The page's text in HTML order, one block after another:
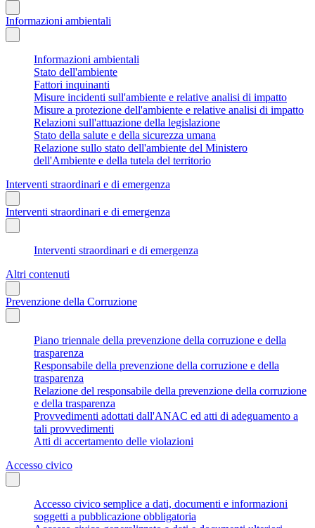
Informazioni ambientali
Informazioni ambientali
Stato dell'ambiente
Fattori inquinanti
Misure incidenti sull'ambiente e relative analisi di impatto
Misure a protezione dell'ambiente e relative analisi di impatto
Relazioni sull'attuazione della legislazione
Stato della salute e della sicurezza umana
Relazione sullo stato dell'ambiente del Ministero
dell'Ambiente e della tutela del territorio
Interventi straordinari e di emergenza
Interventi straordinari e di emergenza
Interventi straordinari e di emergenza
Altri contenuti
Prevenzione della Corruzione
Piano triennale della prevenzione della corruzione e della
trasparenza
Responsabile della prevenzione della corruzione e della
trasparenza
Relazione del responsabile della prevenzione della corruzione
e della trasparenza
Provvedimenti adottati dall'ANAC ed atti di adeguamento a
tali provvedimenti
Atti di accertamento delle violazioni
Accesso civico
Accesso civico semplice a dati, documenti e informazioni
soggetti a pubblicazione obbligatoria